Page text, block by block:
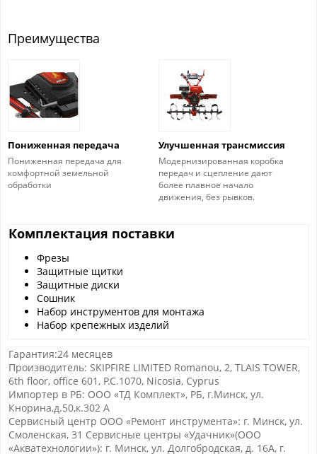
Преимущества
Пониженная передача
Пониженная передача для
комфортной земельной
обработки
Улучшенная трансмиссия
Модернизированная коробка
передач и сцепление дают
более плавное начало
движения, без рывков.
Комплектация поставки
Фрезы
Защитные щитки
Защитные диски
Сошник
Набор инструментов для монтажа
Набор крепежных изделий
Гарантия:24 месяцев
Производитель: SKIPFIRE LIMITED Romanou, 2, TLAIS TOWER,
6th floor, office 601, P.C.1070, Nicosia, Cyprus
Импортер в РБ: ООО «ТД Комплект», РБ, г.Минск, ул.
Кнорина,д.50,к.302 А
Сервисный центр ООО «Ремонт инструмента»: г. Минск, ул.
Смоленская, 31 Сервисные центры «Удачник»(ООО
«Акватехнологии»): г. Минск, ул. Долгобродская, д. 16А, г.